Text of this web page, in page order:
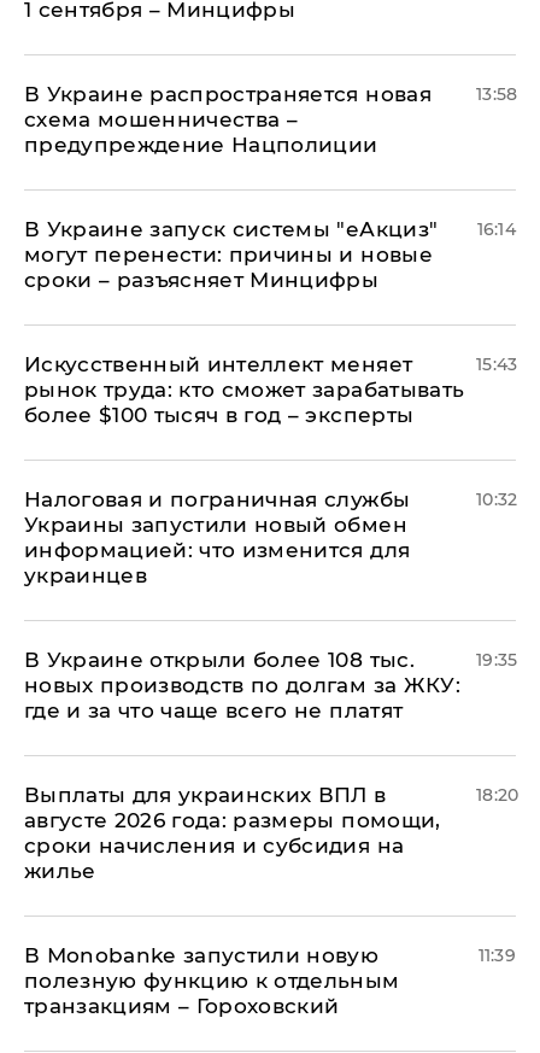
1 сентября – Минцифры
В Украине распространяется новая
схема мошенничества –
предупреждение Нацполиции
13:58
В Украине запуск системы "еАкциз"
могут перенести: причины и новые
сроки – разъясняет Минцифры
16:14
Искусственный интеллект меняет
рынок труда: кто сможет зарабатывать
более $100 тысяч в год – эксперты
15:43
Налоговая и пограничная службы
Украины запустили новый обмен
информацией: что изменится для
украинцев
10:32
В Украине открыли более 108 тыс.
новых производств по долгам за ЖКУ:
где и за что чаще всего не платят
19:35
Выплаты для украинских ВПЛ в
августе 2026 года: размеры помощи,
сроки начисления и субсидия на
жилье
18:20
В Мonobankе запустили новую
полезную функцию к отдельным
транзакциям – Гороховский
11:39